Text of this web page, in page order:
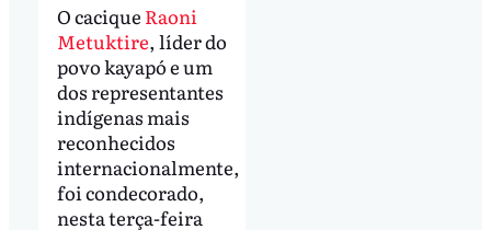
O cacique Raoni
Metuktire, líder do
povo kayapó e um
dos representantes
indígenas mais
reconhecidos
internacionalmente,
foi condecorado,
nesta terça-feira